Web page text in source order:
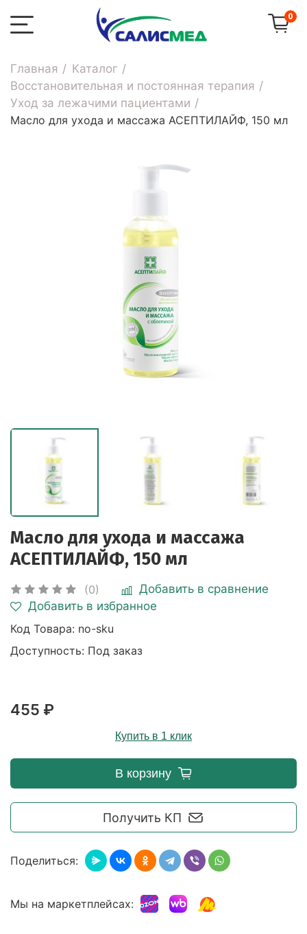
0
Главная
Каталог
Восстановительная и постоянная терапия
Уход за лежачими пациентами
Масло для ухода и массажа АСЕПТИЛАЙФ, 150 мл
Масло для ухода и массажа
АСЕПТИЛАЙФ, 150 мл
(0)
Добавить в сравнение
Добавить в избранное
Код Товара: no-sku
Доступность: Под заказ
455 ₽
Купить в 1 клик
Получить КП
В корзину
Поделиться:
Мы на маркетплейсах: